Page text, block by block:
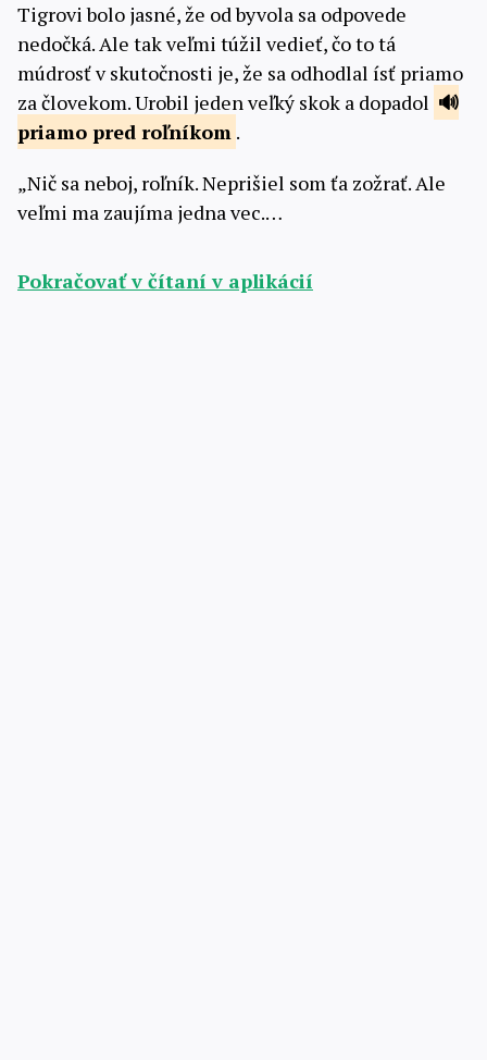
Tigrovi bolo jasné, že od byvola sa odpovede
nedočká. Ale tak veľmi túžil vedieť, čo to tá
múdrosť v skutočnosti je, že sa odhodlal ísť priamo
za človekom. Urobil jeden veľký skok a dopadol
priamo pred roľníkom .
„Nič sa neboj, roľník. Neprišiel som ťa zožrať. Ale
veľmi ma zaujíma jedna vec.…
Pokračovať v čítaní v aplikácií